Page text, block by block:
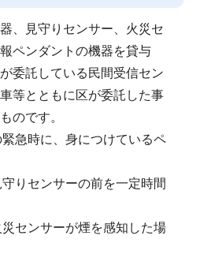
、見守りセンサー、火災セ
ペンダントの機器を貸与
委託している民間受信セン
等とともに区が委託した事
のです。
急時に、身につけているペ
りセンサーの前を一定時間
センサーが煙を感知した場